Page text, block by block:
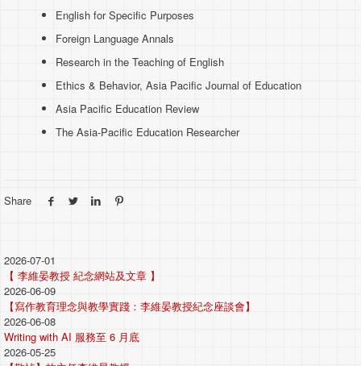
English for Specific Purposes
Foreign Language Annals
Research in the Teaching of English
Ethics & Behavior, Asia Pacific Journal of Education
Asia Pacific Education Review
The Asia-Pacific Education Researcher
Share
2026-07-01
【 李維晏教授 紀念網站及文章 】
2026-06-09
【寫作教育理念與教學實踐：李維晏教授紀念座談會】
2026-06-08
Writing with AI 服務至 6 月底
2026-05-25